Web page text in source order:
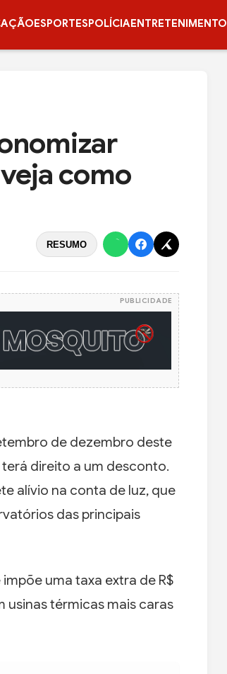
ESPORTESPOLÍCIAENTRETENIMENTO
como
RESUMO
PUBLICIDADE
de dezembro deste
direito a um desconto.
alívio na conta de luz, que
das principais
uma taxa extra de R$
usinas térmicas mais caras